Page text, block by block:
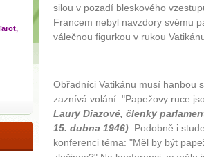
silou v pozadí bleskového
Francem nebyl navzdory svému
válečnou figurkou v rukou
Obřadníci Vatikánu musí hanbou
zaznívá volání: "Papežovy ruce
Laury Diazové, členky
15. dubna 1946) . Podobně i
konferenci téma: "Měl by být